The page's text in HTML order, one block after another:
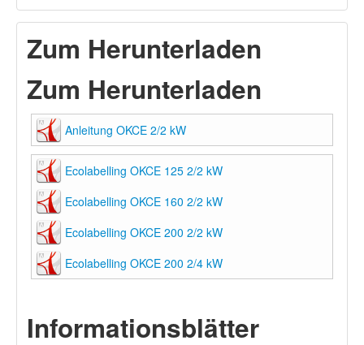
Zum Herunterladen
Zum Herunterladen
Anleitung OKCE 2/2 kW
Ecolabelling OKCE 125 2/2 kW
Ecolabelling OKCE 160 2/2 kW
Ecolabelling OKCE 200 2/2 kW
Ecolabelling OKCE 200 2/4 kW
Informationsblätter